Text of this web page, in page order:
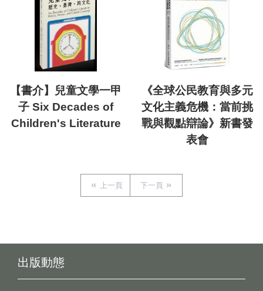
【書介】兒童文學一甲
子 Six Decades of
Children's Literature
《全球公民教育與多元
文化主義危機：當前挑
戰與觀點辯論》新書發
表會
上一頁 下一頁
出版動態